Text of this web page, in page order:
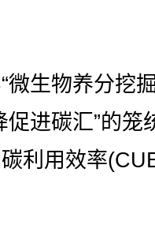
生物养分挖掘
促进碳汇”的笼
利用效率